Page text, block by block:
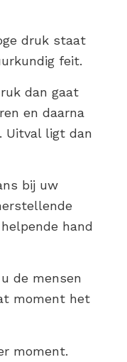
druk staat
feit.
dan gaat
en daarna
Uitval ligt dan
bij uw
hand
de mensen
moment het
moment.